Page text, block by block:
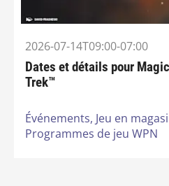
2026-07-14T09:00-07:00
Dates et détails pour
Trek™
Événements, Jeu en
Programmes de jeu WPN